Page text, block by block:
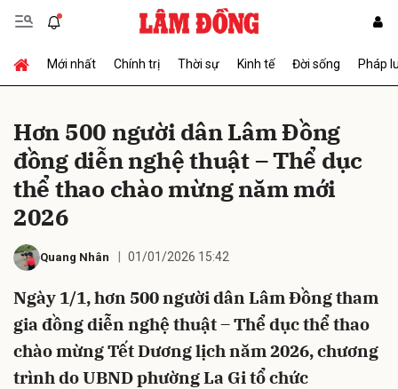
Mới nhất Chính trị Thời sự Kinh tế Đời sống Pháp
Hơn 500 người dân Lâm Đồng
đồng diễn nghệ thuật – Thể dục
thể thao chào mừng năm mới
2026
Quang Nhân 01/01/2026 15:42
Ngày 1/1, hơn 500 người dân Lâm Đồng tham
gia đồng diễn nghệ thuật – Thể dục thể thao
chào mừng Tết Dương lịch năm 2026, chương
trình do UBND phường La Gi tổ chức
Gửi bình luận